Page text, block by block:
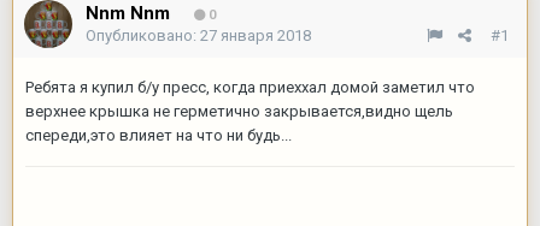
Nnm Nnm 0
#1
Опубликовано: 27 января 2018
Ребята я купил б/у пресс, когда приеххал домой заметил что
верхнее крышка не герметично закрывается,видно щель
спереди,это влияет на что ни будь...